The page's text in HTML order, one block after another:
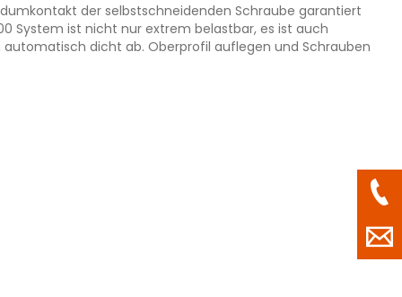
der selbstschneidenden Schraube garantiert
System ist nicht nur extrem belastbar, es ist auch
dicht ab. Oberprofil auflegen und Schrauben